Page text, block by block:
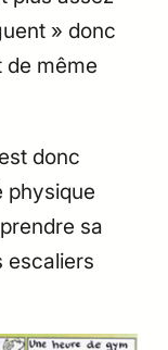
» donc
de même
donc
physique
sa
escaliers